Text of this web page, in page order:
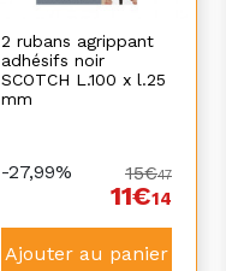
2 rubans agrippant
adhésifs noir
SCOTCH L.100 x l.25
mm
-27,99% 15€47
11€14
Ajouter au panier